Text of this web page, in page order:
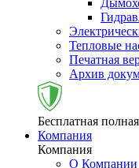
Тепловые
Печатная
Архив
Бесплатная
Компания
Компания
О Компании